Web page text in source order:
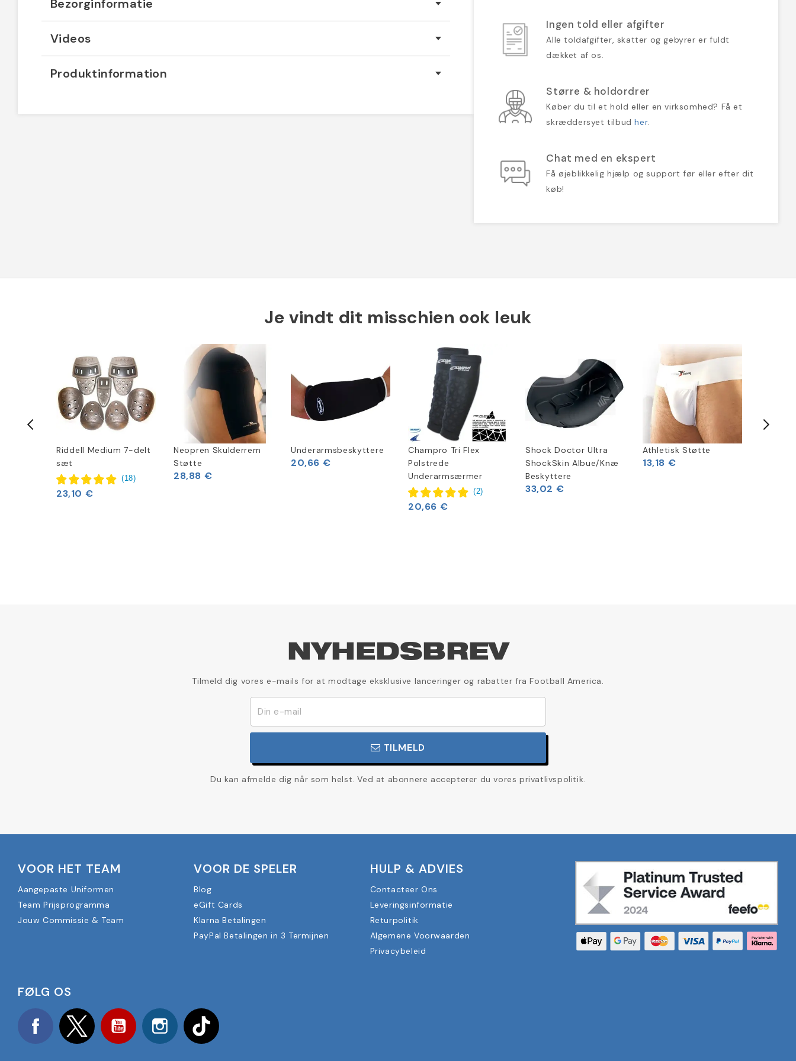
Bezorginformatie
Videos
Produktinformation
Ingen told eller afgifter
Alle toldafgifter, skatter og gebyrer er fuldt
dækket af os.
Større & holdordrer
Køber du til et hold eller en virksomhed? Få et
skræddersyet tilbudher.
Chat med en ekspert
Få øjeblikkelig hjælp og support før eller efter dit
køb!
Je vindt dit misschien ook leuk
Riddell Medium 7-delt
sæt
(18)
23,10 €
Neopren Skulderrem
Støtte
28,88 €
Underarmsbeskyttere
20,66 €
Champro Tri Flex
Polstrede
Underarmsærmer
(2)
20,66 €
Shock Doctor Ultra
ShockSkin Albue/Knæ
Beskyttere
33,02 €
Athletisk Støtte
13,18 €
NYHEDSBREV
Tilmeld dig vores e-mails for at modtage eksklusive lanceringer og rabatter fra Football America.
TILMELD
Du kan afmelde dig når som helst. Ved at abonnere accepterer du vores privatlivspolitik.
VOOR HET TEAM
Aangepaste Uniformen
Team Prijsprogramma
Jouw Commissie & Team
VOOR DE SPELER
Blog
eGift Cards
Klarna Betalingen
PayPal Betalingen in 3 Termijnen
HULP & ADVIES
Contacteer Ons
Leveringsinformatie
Returpolitik
Algemene Voorwaarden
Privacybeleid
FØLG OS
Facebook Twitter YouTube Instagram